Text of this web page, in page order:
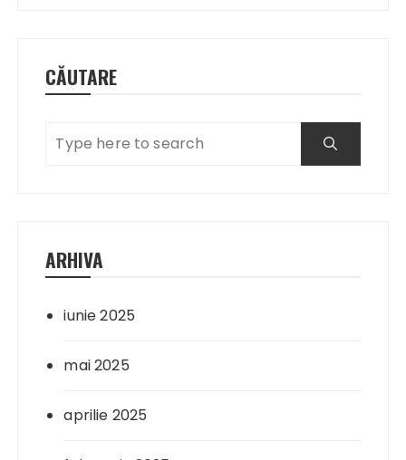
CĂUTARE
ARHIVA
iunie 2025
mai 2025
aprilie 2025